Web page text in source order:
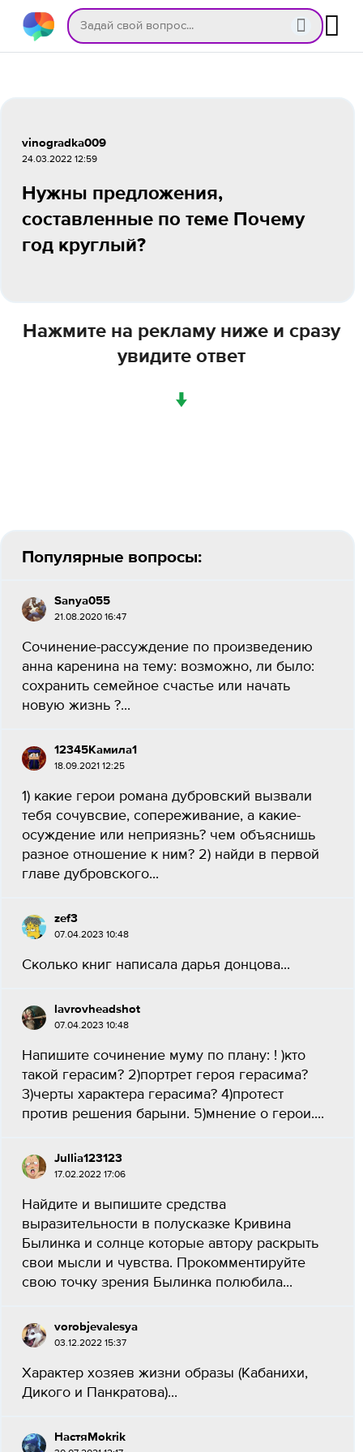
vinogradka009
24.03.2022 12:59
Нужны предложения,
составленные по теме Почему
год круглый?
Нажмите на рекламу ниже и сразу
увидите ответ
↓
Популярные вопросы:
Sanya055
21.08.2020 16:47
Сочинение-рассуждение по произведению
анна каренина на тему: возможно, ли было:
сохранить семейное счастье или начать
новую жизнь ?...
12345Камила1
18.09.2021 12:25
1) какие герои романа дубровский вызвали
тебя сочувсвие, сопереживание, а какие-
осуждение или неприязнь? чем объяснишь
разное отношение к ним? 2) найди в первой
главе дубровского...
zef3
07.04.2023 10:48
Сколько книг написала дарья донцова...
lavrovheadshot
07.04.2023 10:48
Напишите сочинение муму по плану: ! )кто
такой герасим? 2)портрет героя герасима?
3)черты характера герасима? 4)протест
против решения барыни. 5)мнение о герои....
Jullia123123
17.02.2022 17:06
Найдите и выпишите средства
выразительности в полусказке Кривина
Былинка и солнце которые автору раскрыть
свои мысли и чувства. Прокомментируйте
свою точку зрения Былинка полюбила...
vorobjevalesya
03.12.2022 15:37
Характер хозяев жизни образы (Кабанихи,
Дикого и Панкратова)...
НастяMokrik